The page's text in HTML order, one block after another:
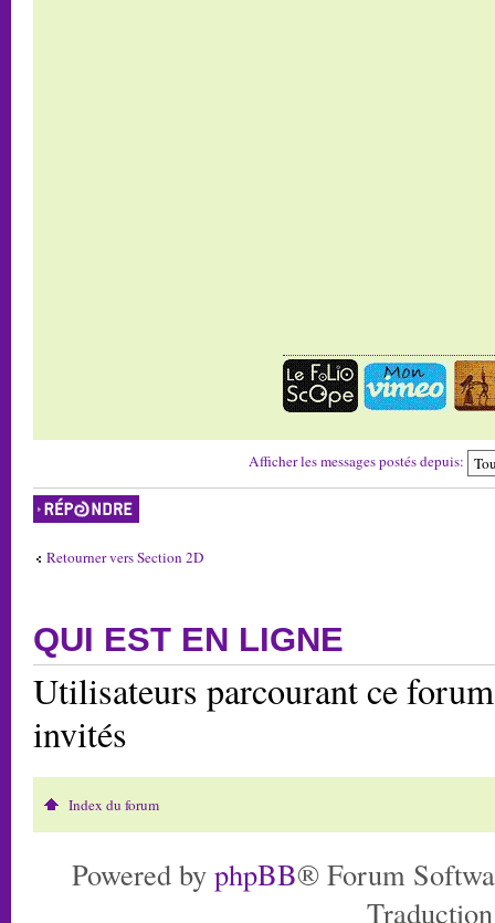
Afficher les messages postés depuis:
Répondre
Retourner vers Section 2D
QUI EST EN LIGNE
Utilisateurs parcourant ce
invités
Index du forum
Powered by phpBB® Forum